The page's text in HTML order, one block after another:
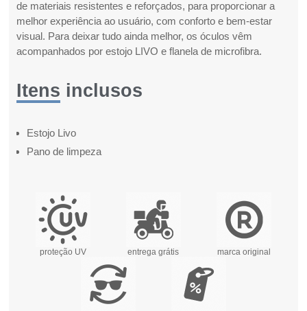
de materiais resistentes e reforçados, para proporcionar a
melhor experiência ao usuário, com conforto e bem-estar
visual. Para deixar tudo ainda melhor, os óculos vêm
acompanhados por estojo LIVO e flanela de microfibra.
Itens inclusos
Estojo Livo
Pano de limpeza
proteção UV entrega grátis marca original